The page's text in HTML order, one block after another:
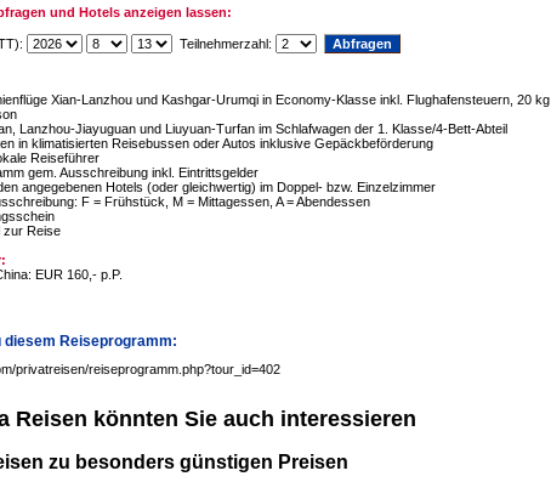
und Hotels anzeigen lassen:
Teilnehmerzahl:
Xian-Lanzhou und Kashgar-Urumqi in Economy-Klasse inkl. Flughafensteuern, 20 kg
Lanzhou-Jiayuguan und Liuyuan-Turfan im Schlafwagen der 1. Klasse/4-Bett-Abteil
in klimatisierten Reisebussen oder Autos inklusive Gepäckbeförderung
Reiseführer
gem. Ausschreibung inkl. Eintrittsgelder
angegebenen Hotels (oder gleichwertig) im Doppel- bzw. Einzelzimmer
F = Frühstück, M = Mittagessen, A = Abendessen
zur Reise
EUR 160,- p.P.
diesem Reiseprogramm:
privatreisen/reiseprogramm.php?tour_id=402
Reisen könnten Sie auch interessieren
zu besonders günstigen Preisen